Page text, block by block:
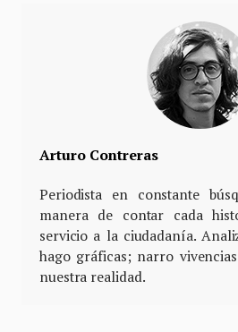
Arturo Contreras
Periodista en constante
manera de contar cada
servicio a la ciudadanía.
hago gráficas; narro
nuestra realidad.